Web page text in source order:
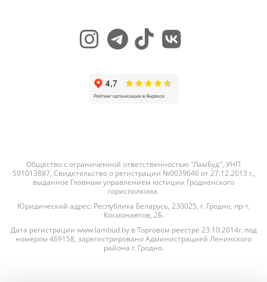
Общество с ограниченной ответственностью "ЛамБуд", УНП
591013887, Свидетельство о регистрации №0039646 от 27.12.2013 г.,
выданное Главным управлением юстиции Гродненского
горисполкома.
Юридический адрес: Республика Беларусь, 230025, г. Гродно, пр-т.
Космонавтов, 2Б.
Дата регистрации www.lambud.by в Торговом реестре 23.10.2014г. под
номером 469158, зарегистрировано Администрацией Ленинского
района г. Гродно.